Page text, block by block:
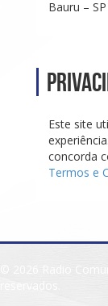
Bauru – SP
Este site
concorda
Termos e
© 2026 Radio